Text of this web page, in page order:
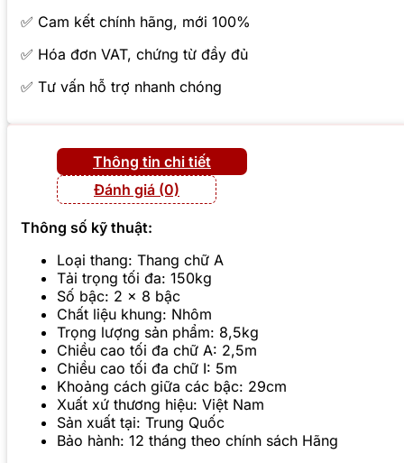
✅ Cam kết chính hãng, mới 100%
✅ Hóa đơn VAT, chứng từ đầy đủ
✅ Tư vấn hỗ trợ nhanh chóng
Thông tin chi tiết
Đánh giá (0)
Thông số kỹ thuật:
Loại thang: Thang chữ A
Tải trọng tối đa: 150kg
Số bậc: 2 x 8 bậc
Chất liệu khung: Nhôm
Trọng lượng sản phẩm: 8,5kg
Chiều cao tối đa chữ A: 2,5m
Chiều cao tối đa chữ I: 5m
Khoảng cách giữa các bậc: 29cm
Xuất xứ thương hiệu: Việt Nam
Sản xuất tại: Trung Quốc
Bảo hành: 12 tháng theo chính sách Hãng